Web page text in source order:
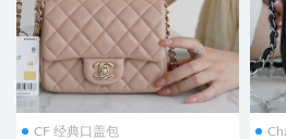
CF 经典口盖包